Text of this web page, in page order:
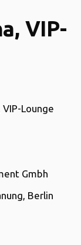
VIP-
Lounge
Gmbh
Berlin